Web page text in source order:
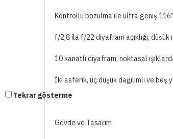
Tekrar gösterme
Kontrollü bozulma ile ultra geniş
f/2,8 ila f/22 diyafram açıklığı,
10 kanatlı diyafram, noktasal
İki asferik, üç düşük dağılımlı ve beş
Gövde ve Tasarım